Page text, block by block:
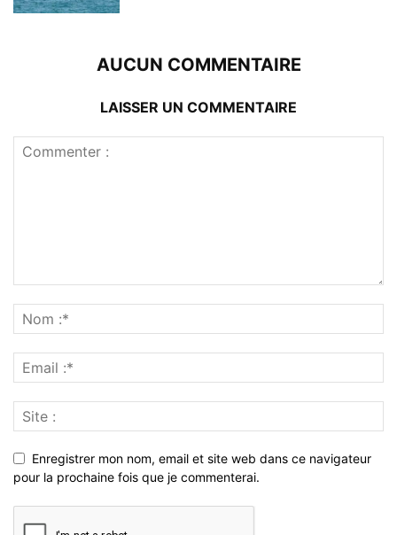
AUCUN COMMENTAIRE
LAISSER UN COMMENTAIRE
Enregistrer mon nom, email et site web dans ce navigateur
pour la prochaine fois que je commenterai.